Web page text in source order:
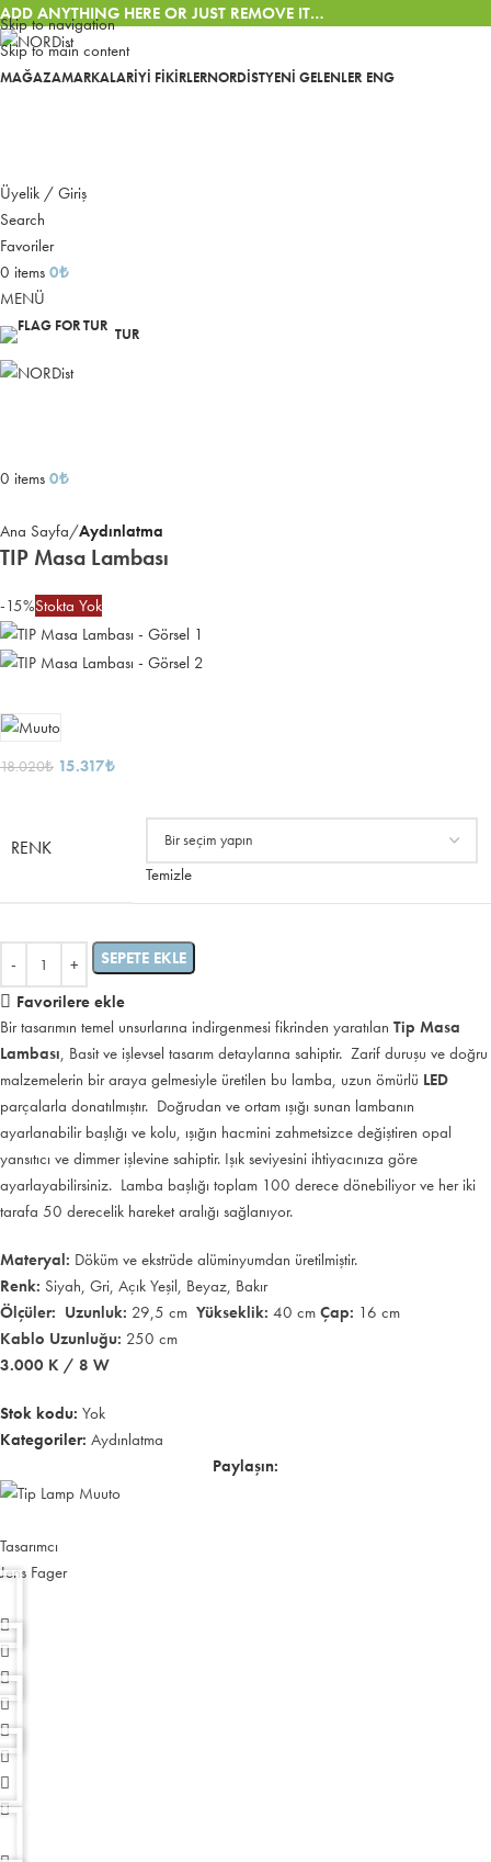
Skip to navigation
Skip to main content
ADD ANYTHING HERE OR JUST REMOVE IT…
MAĞAZAMARKALARİYI FIKIRLERNORDISTYENI GELENLER ENG
Üyelik / Giriş
Search
Favoriler
0 items 0₺
MENÜ
TUR
0 items 0₺
Ana Sayfa Aydınlatma
TIP Masa Lambası
-15%Stokta Yok
18.020₺ 15.317₺
RENK
Temizle
SEPETE EKLE
Favorilere ekle
Bir tasarımın temel unsurlarına indirgenmesi fikrinden yaratılan Tip Masa
Lambası, Basit ve işlevsel tasarım detaylarına sahiptir. Zarif duruşu ve doğru
malzemelerin bir araya gelmesiyle üretilen bu lamba, uzun ömürlü LED
parçalarla donatılmıştır. Doğrudan ve ortam ışığı sunan lambanın
ayarlanabilir başlığı ve kolu, ışığın hacmini zahmetsizce değiştiren opal
yansıtıcı ve dimmer işlevine sahiptir. Işık seviyesini ihtiyacınıza göre
ayarlayabilirsiniz. Lamba başlığı toplam 100 derece dönebiliyor ve her iki
tarafa 50 derecelik hareket aralığı sağlanıyor.
Materyal: Döküm ve ekstrüde alüminyumdan üretilmiştir.
Renk: Siyah, Gri, Açık Yeşil, Beyaz, Bakır
Ölçüler: Uzunluk: 29,5 cm Yükseklik: 40 cm Çap: 16 cm
Kablo Uzunluğu: 250 cm
3.000 K / 8 W
Stok kodu: Yok
Kategoriler: Aydınlatma
Paylaşın:
Tasarımcı
Jens Fager